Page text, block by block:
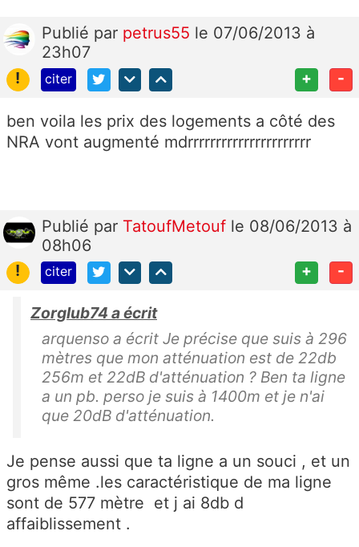
Publié par petrus55 le 07/06/2013 à
23h07
!
citer + -
ben voila les prix des logements a côté des
NRA vont augmenté mdrrrrrrrrrrrrrrrrrrrrrr
Publié par TatoufMetouf le 08/06/2013 à
08h06
!
citer + -
Zorglub74 a écrit
arquenso a écrit Je précise que suis à 296
mètres que mon atténuation est de 22db
256m et 22dB d'atténuation ? Ben ta ligne
a un pb. perso je suis à 1400m et je n'ai
que 20dB d'atténuation.
Je pense aussi que ta ligne a un souci , et un
gros même .les caractéristique de ma ligne
sont de 577 mètre et j ai 8db d
affaiblissement .